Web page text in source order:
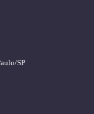
SP